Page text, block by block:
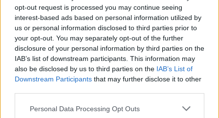
opt-out request is processed you may continue seeing
interest-based ads based on personal information utilized by
us or personal information disclosed to third parties prior to
your opt-out. You may separately opt-out of the further
disclosure of your personal information by third parties on the
IAB’s list of downstream participants. This information may
also be disclosed by us to third parties on the IAB’s List of
Downstream Participants that may further disclose it to other
Personal Data Processing Opt Outs
Share
Περιγραφή
Επιπλέον πληροφορίες